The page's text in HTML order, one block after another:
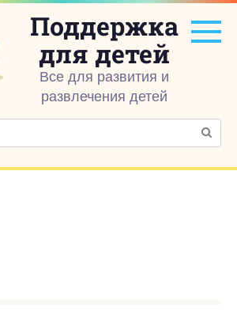
Поддержка
для детей
Все для развития и
развлечения детей